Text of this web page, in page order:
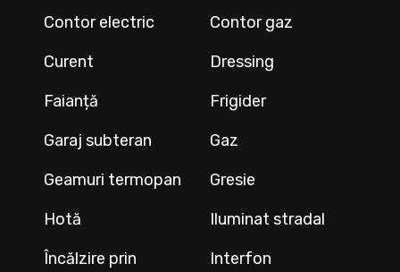
Contor electric
Contor gaz
Curent
Dressing
Faianță
Frigider
Garaj subteran
Gaz
Geamuri termopan
Gresie
Hotă
Iluminat stradal
Încălzire prin
Interfon